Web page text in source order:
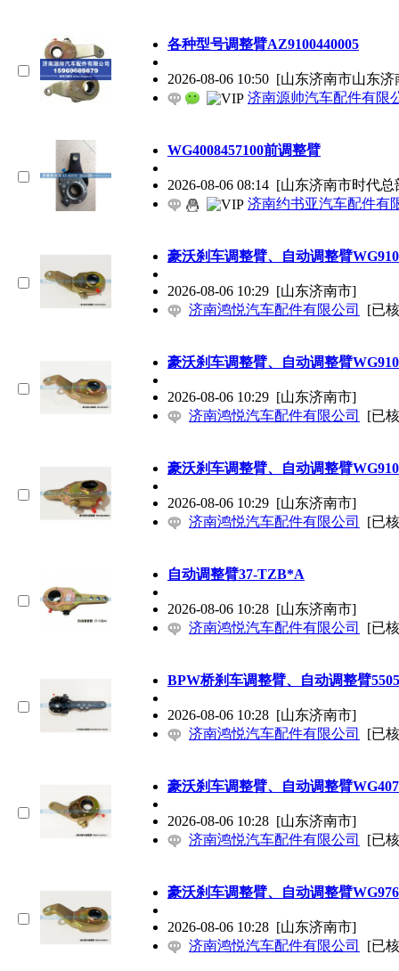
各种型号调整臂AZ9100440005
2026-08-06 10:50 [山东济南市山东
济南源帅汽车配件有限
WG4008457100前调整臂
2026-08-06 08:14 [山东济南市时代总
济南约书亚汽车配件有
豪沃刹车调整臂、自动调整臂
2026-08-06 10:29 [山东济南市]
济南鸿悦汽车配件有限公司
[已
豪沃刹车调整臂、自动调整臂
2026-08-06 10:29 [山东济南市]
济南鸿悦汽车配件有限公司
[已
豪沃刹车调整臂、自动调整臂
2026-08-06 10:29 [山东济南市]
济南鸿悦汽车配件有限公司
[已
自动调整臂37-TZB*A
2026-08-06 10:28 [山东济南市]
济南鸿悦汽车配件有限公司
[已
BPW桥刹车调整臂、自动调整臂
2026-08-06 10:28 [山东济南市]
济南鸿悦汽车配件有限公司
[已
豪沃刹车调整臂、自动调整臂
2026-08-06 10:28 [山东济南市]
济南鸿悦汽车配件有限公司
[已
豪沃刹车调整臂、自动调整臂
2026-08-06 10:28 [山东济南市]
济南鸿悦汽车配件有限公司
[已